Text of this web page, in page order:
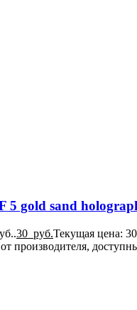
5 gold sand
30 руб.Текущая цена:
производителя,